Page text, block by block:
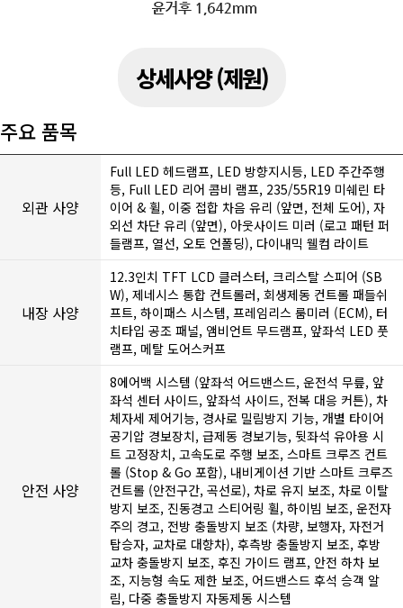
상세사양 (제원)
주요 품목
외관 사양
Full LED 헤드램프, LED 방향지시등, LED 주간주행
등, Full LED 리어 콤비 램프, 235/55R19 미쉐린 타
이어 & 휠, 이중 접합 차음 유리 (앞면, 전체 도어), 자
외선 차단 유리 (앞면), 아웃사이드 미러 (로고 패턴 퍼
들램프, 열선, 오토 언폴딩), 다이내믹 웰컴 라이트
내장 사양
12.3인치 TFT LCD 클러스터, 크리스탈 스피어 (SB
W), 제네시스 통합 컨트롤러, 회생제동 컨트롤 패들쉬
프트, 하이패스 시스템, 프레임리스 룸미러 (ECM), 터
치타입 공조 패널, 앰비언트 무드램프, 앞좌석 LED 풋
램프, 메탈 도어스커프
안전 사양
8에어백 시스템 (앞좌석 어드밴스드, 운전석 무릎, 앞
좌석 센터 사이드, 앞좌석 사이드, 전복 대응 커튼), 차
체자세 제어기능, 경사로 밀림방지 기능, 개별 타이어
공기압 경보장치, 급제동 경보기능, 뒷좌석 유아용 시
트 고정장치, 고속도로 주행 보조, 스마트 크루즈 컨트
롤 (Stop & Go 포함), 내비게이션 기반 스마트 크루즈
컨트롤 (안전구간, 곡선로), 차로 유지 보조, 차로 이탈
방지 보조, 진동경고 스티어링 휠, 하이빔 보조, 운전자
주의 경고, 전방 충돌방지 보조 (차량, 보행자, 자전거
탑승자, 교차로 대향차), 후측방 충돌방지 보조, 후방
교차 충돌방지 보조, 후진 가이드 램프, 안전 하차 보
조, 지능형 속도 제한 보조, 어드밴스드 후석 승객 알
림, 다중 충돌방지 자동제동 시스템